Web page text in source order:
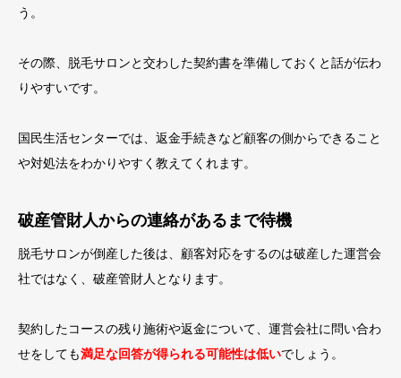
う。
その際、脱毛サロンと交わした契約書を準備しておくと話が伝わ
りやすいです。
国民生活センターでは、返金手続きなど顧客の側からできること
や対処法をわかりやすく教えてくれます。
破産管財人からの連絡があるまで待機
脱毛サロンが倒産した後は、顧客対応をするのは破産した運営会
社ではなく、破産管財人となります。
契約したコースの残り施術や返金について、運営会社に問い合わ
せをしても満足な回答が得られる可能性は低いでしょう。